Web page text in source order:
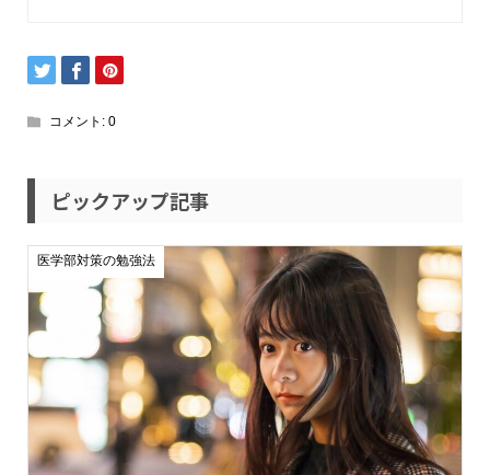
コメント: 0
ピックアップ記事
医学部対策の勉強法